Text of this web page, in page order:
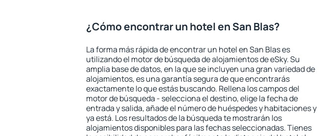
¿Cómo encontrar un hotel en San Blas?
La forma más rápida de encontrar un hotel en San Blas es
utilizando el motor de búsqueda de alojamientos de eSky. Su
amplia base de datos, en la que se incluyen una gran variedad de
alojamientos, es una garantía segura de que encontrarás
exactamente lo que estás buscando. Rellena los campos del
motor de búsqueda - selecciona el destino, elige la fecha de
entrada y salida, añade el número de huéspedes y habitaciones y
ya está. Los resultados de la búsqueda te mostrarán los
alojamientos disponibles para las fechas seleccionadas. Tienes